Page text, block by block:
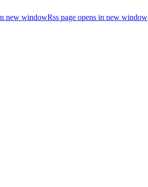
new windowRss page opens in new window